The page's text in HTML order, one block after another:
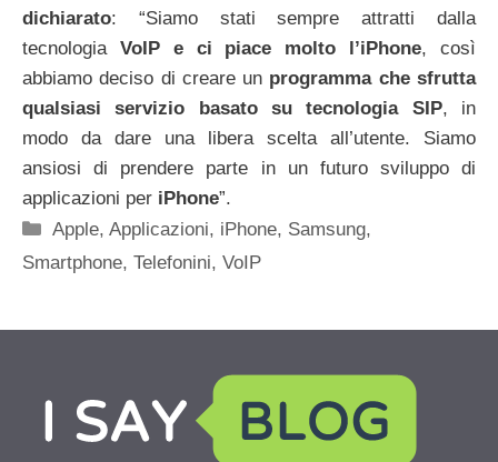
dichiarato: “Siamo stati sempre attratti dalla
tecnologia VoIP e ci piace molto l’iPhone, così
abbiamo deciso di creare un programma che sfrutta
qualsiasi servizio basato su tecnologia SIP, in
modo da dare una libera scelta all’utente. Siamo
ansiosi di prendere parte in un futuro sviluppo di
applicazioni per iPhone”.
Categorie
Apple,Applicazioni, iPhone, Samsung,
Smartphone, Telefonini, VoIP